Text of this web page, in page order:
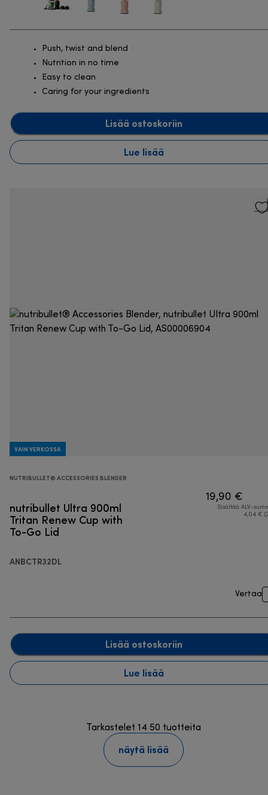
Push, twist and blend
Nutrition in no time
Easy to clean
Caring for your ingredients
Lisää ostoskoriin
Lue lisää
VAIN VERKOSSA
NUTRIBULLET® ACCESSORIES BLENDER
nutribullet Ultra 900ml
Tritan Renew Cup with
To-Go Lid
ANBCTR32DL
19,90 €
Sisältää ALV-
4,04 €
Vertaa
Lisää ostoskoriin
Lue lisää
Tarkastelet 14 50 tuotteita
näytä lisää